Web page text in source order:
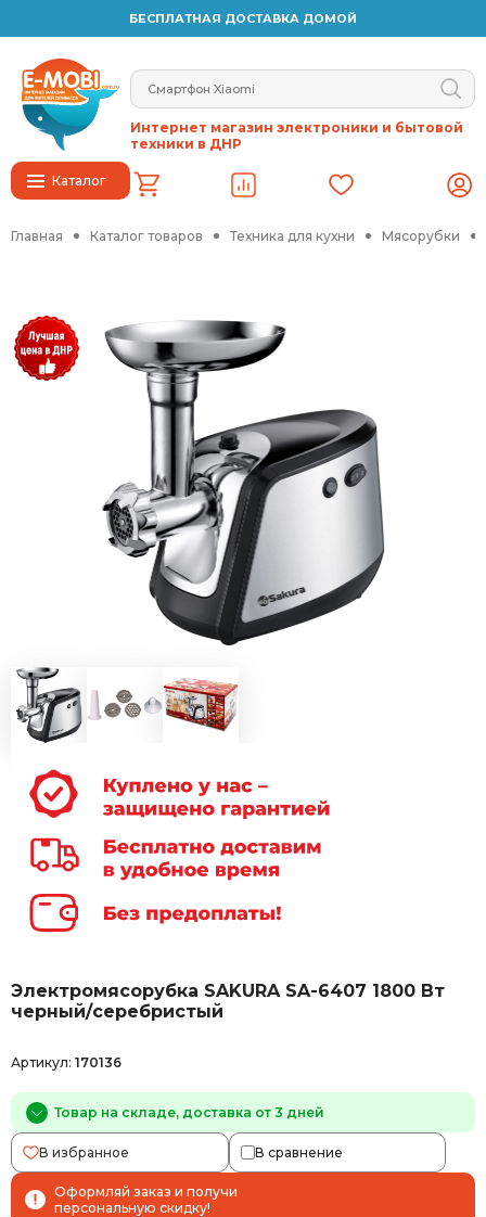
БЕСПЛАТНАЯ ДОСТАВКА ДОМОЙ
Каталог
Интернет магазин электроники и бытовой
техники в ДНР
Главная Каталог товаров Техника для кухни Мясорубки
Электромясорубка SAKURA SA-6407 1800 Вт
черный/серебристый
Артикул: 170136
Товар на складе, доставка от 3 дней
В избранное В сравнение
Оформляй заказ и получи
персональную скидку!